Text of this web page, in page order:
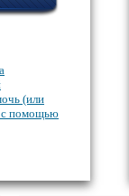
(или
с помощью